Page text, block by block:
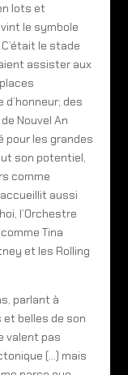
lots et
le symbole
le stade
assister aux
des
Nouvel An
pour les grandes
son potentiel,
comme
aussi
l’Orchestre
Tina
et les Rolling
parlant à
et belles de son
valent pas
(…) mais